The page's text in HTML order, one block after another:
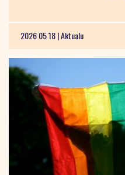
2026 05 18 |Aktualu